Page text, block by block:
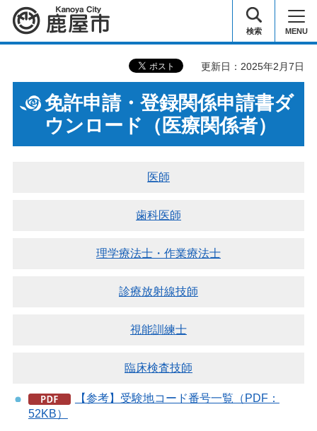
鹿屋市 検索 MENU
更新日：2025年2月7日
免許申請・登録関係申請書ダ
ウンロード（医療関係者）
医師
歯科医師
理学療法士・作業療法士
診療放射線技師
視能訓練士
臨床検査技師
【参考】受験地コード番号一覧（PDF：
52KB）